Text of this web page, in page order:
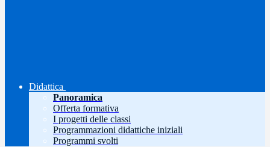
Didattica
Panoramica
Offerta formativa
I progetti delle classi
Programmazioni didattiche iniziali
Programmi svolti